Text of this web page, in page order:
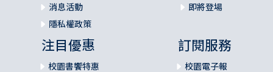
消息活動
隱私權政策
即將登場
注目優惠
校園書饗特惠
訂閱服務
校園電子報